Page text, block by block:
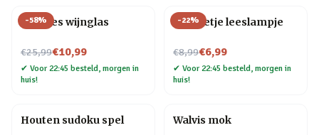
-58%
Wijnfles wijnglas
€25,99
Nu voor€10,99
✔ Voor 22:45 besteld, morgen in
huis!
-22%
Mannetje leeslampje
€8,99
Nu voor€6,99
✔ Voor 22:45 besteld, morgen in
huis!
Houten sudoku spel Walvis mok